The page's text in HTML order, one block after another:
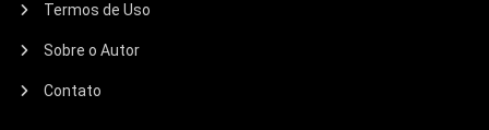
Termos de Uso
Sobre o Autor
Contato